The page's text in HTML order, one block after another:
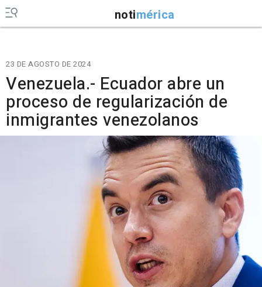
notimérica
23 DE AGOSTO DE 2024
Venezuela.- Ecuador abre un
proceso de regularización de
inmigrantes venezolanos